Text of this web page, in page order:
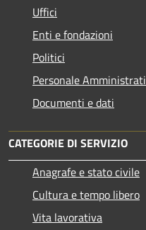
Uffici
Enti e fondazioni
Politici
Personale
Documenti e dati
CATEGORIE DI SERVIZIO
Anagrafe e stato civile
Cultura e tempo libero
Vita lavorativa